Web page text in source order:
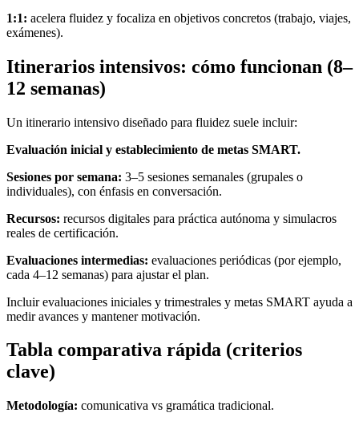
1:1: acelera fluidez y focaliza en objetivos concretos (trabajo, viajes,
exámenes).
Itinerarios intensivos: cómo funcionan (8–
12 semanas)
Un itinerario intensivo diseñado para fluidez suele incluir:
Evaluación inicial y establecimiento de metas SMART.
Sesiones por semana: 3–5 sesiones semanales (grupales o
individuales), con énfasis en conversación.
Recursos: recursos digitales para práctica autónoma y simulacros
reales de certificación.
Evaluaciones intermedias: evaluaciones periódicas (por ejemplo,
cada 4–12 semanas) para ajustar el plan.
Incluir evaluaciones iniciales y trimestrales y metas SMART ayuda a
medir avances y mantener motivación.
Tabla comparativa rápida (criterios
clave)
Metodología: comunicativa vs gramática tradicional.